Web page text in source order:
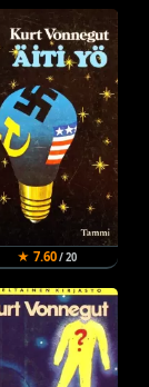
★ 7.60/ 20